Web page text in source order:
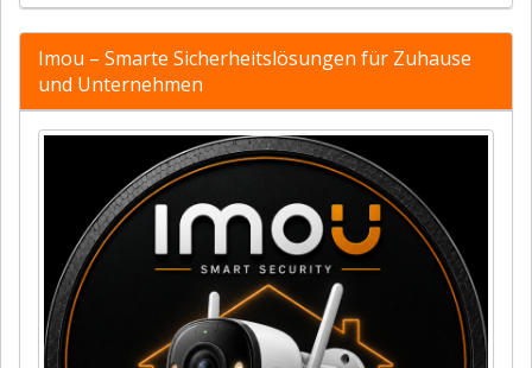
Imou – Smarte Sicherheitslösungen für Zuhause
und Unternehmen